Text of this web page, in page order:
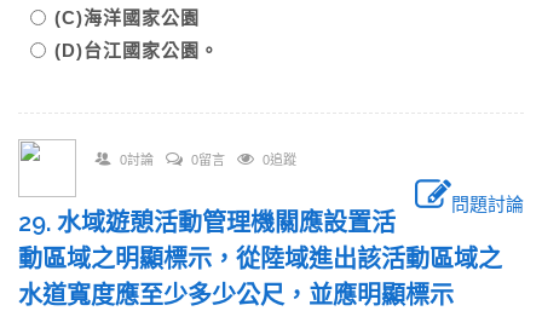
(C)海洋國家公園
(D)台江國家公園。
0討論 0留言 0追蹤
問題討論
29. 水域遊憩活動管理機關應設置活
動區域之明顯標示，從陸域進出該活動區域之
水道寬度應至少多少公尺，並應明顯標示